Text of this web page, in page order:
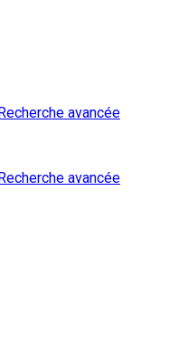
avancée
avancée